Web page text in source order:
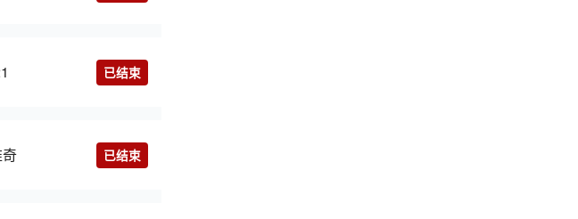
已结束
已结束